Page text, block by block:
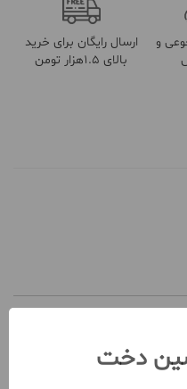
و
ارسال رایگان برای خرید
بالای 1.5هزار تومن
ثبت کنیددخت